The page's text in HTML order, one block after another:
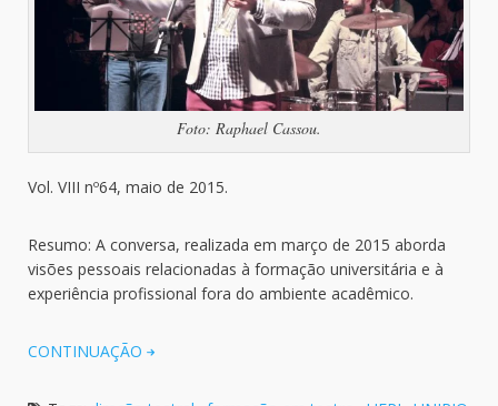
Foto: Raphael Cassou.
Vol. VIII nº64, maio de 2015.
Resumo: A conversa, realizada em março de 2015 aborda
visões pessoais relacionadas à formação universitária e à
experiência profissional fora do ambiente acadêmico.
CONTINUAÇÃO